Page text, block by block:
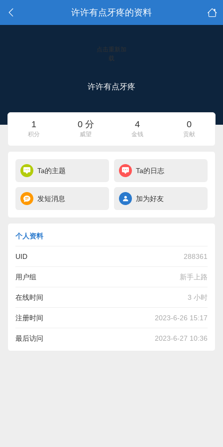
许许有点牙疼的资料
点击重新加
载
许许有点牙疼
1
积分
0 分
威望
4
金钱
0
贡献
Ta的主题 Ta的日志
发短消息 加为好友
个人资料
UID 288361
用户组 新手上路
在线时间 3 小时
注册时间 2023-6-26 15:17
最后访问 2023-6-27 10:36